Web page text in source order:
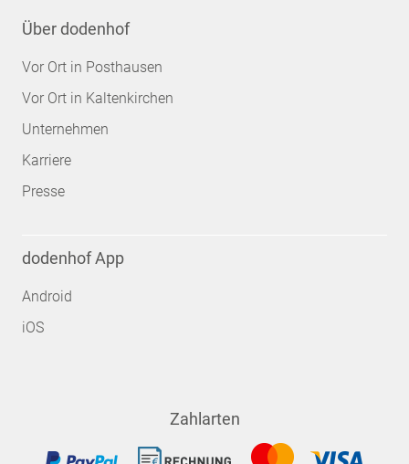
Über dodenhof
Vor Ort in Posthausen
Vor Ort in Kaltenkirchen
Unternehmen
Karriere
Presse
dodenhof App
Android
iOS
Zahlarten